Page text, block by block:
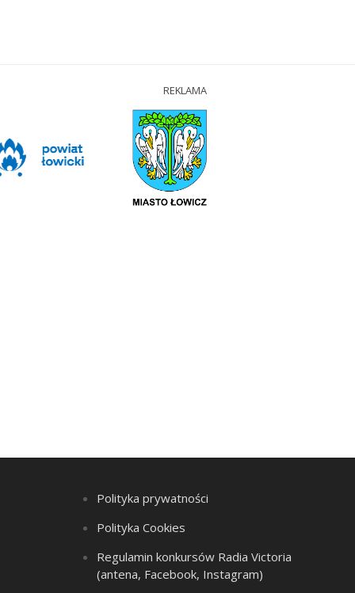
REKLAMA
Polityka prywatności
Polityka Cookies
Regulamin konkursów Radia Victoria
(antena, Facebook, Instagram)